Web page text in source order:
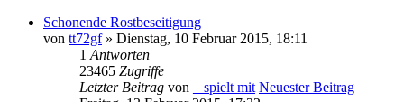
Schonende Rostbeseitigung
von tt72gf» Dienstag, 10 Februar 2015, 18:11
1 Antworten
23465 Zugriffe
Letzter Beitrag von _ spielt mit Neuester Beitrag